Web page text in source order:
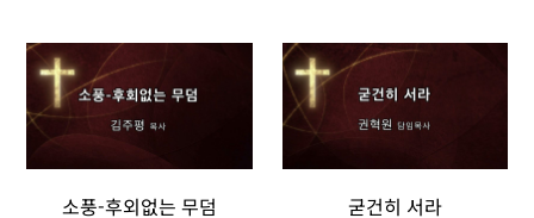
소풍-후외없는 무덤 굳건히 서라